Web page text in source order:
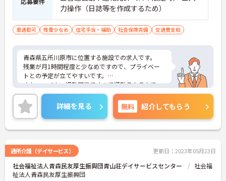
力操作（日誌等を作成するため）
車通勤可 残業少なめ 住宅手当・補助 社会保険完備 交通費支給
青森県五所川原市に位置する施設での求人です。
残業が月1時間程度と少なめですので、プライベー
トとの予定が立てやすいです。
また、マイカー通勤可能ですので通勤ラクラクで
す！
ご興味のある方は、お気軽にお問い合わせくださ
い。
詳細を見る 無料 紹介してもらう
通所介護（デイサービス） 更新日：2023年05月23日
社会福祉法人青森民友厚生振興団青山荘デイサービスセンター
社会福
祉法人青森民友厚生振興団